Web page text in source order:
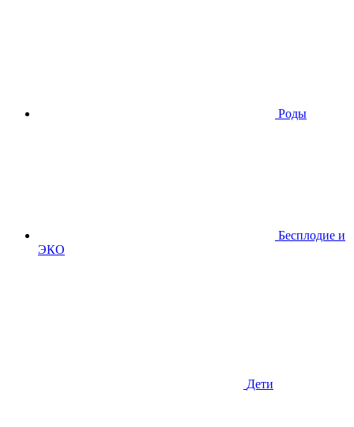
Роды
Бесплодие и
ЭКО
Дети